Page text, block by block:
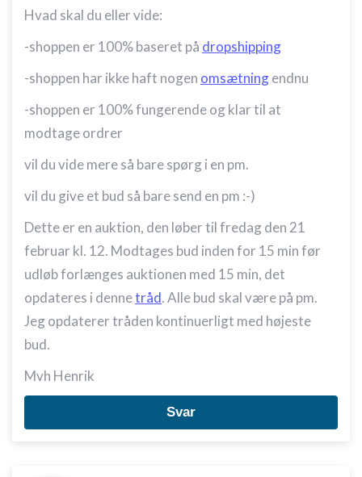
Hvad skal du eller vide:
-shoppen er 100% baseret på dropshipping
-shoppen har ikke haft nogen omsætningendnu
-shoppen er 100% fungerende og klar til at
modtage ordrer
vil du vide mere så bare spørg i en pm.
vil du give et bud så bare send en pm :-)
Dette er en auktion, den løber til fredag den 21
februar kl. 12. Modtages bud inden for 15 min før
udløb forlænges auktionen med 15 min, det
opdateres i dennetråd. Alle bud skal være på pm.
Jeg opdaterer tråden kontinuerligt med højeste
bud.
Mvh Henrik
Svar